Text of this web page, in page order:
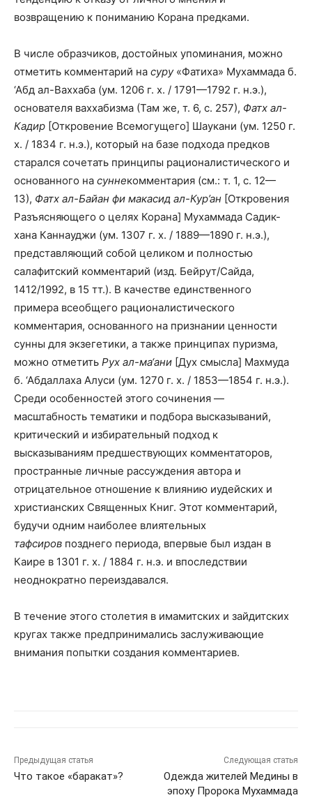
возвращению к пониманию Корана предками.
В числе образчиков, достойных упоминания, можно
отметить комментарий на суру«Фатиха» Мухаммада б.
‘Абд ал-Ваххаба (ум. 1206 г. х. / 1791—1792 г. н.э.),
основателя ваххабизма (Там же, т. 6, с. 257), Фатх ал-
Кадир [Откровение Всемогущего] Шаукани (ум. 1250 г.
х. / 1834 г. н.э.), который на базе подхода предков
старался сочетать принципы рационалистического и
основанного на суннекомментария (см.: т. 1, с. 12—
13), Фатх ал-Байан фи макасид ал-Кур’ан [Откровения
Разъясняющего о целях Корана] Мухаммада Садик-
хана Каннауджи (ум. 1307 г. х. / 1889—1890 г. н.э.),
представляющий собой целиком и полностью
салафитский комментарий (изд. Бейрут/Сайда,
1412/1992, в 15 тт.). В качестве единственного
примера всеобщего рационалистического
комментария, основанного на признании ценности
сунны для экзегетики, а также принципах пуризма,
можно отметить Рух ал-ма‘ани [Дух смысла] Махмуда
б. ‘Абдаллаха Алуси (ум. 1270 г. х. / 1853—1854 г. н.э.).
Среди особенностей этого сочинения —
масштабность тематики и подбора высказываний,
критический и избирательный подход к
высказываниям предшествующих комментаторов,
пространные личные рассуждения автора и
отрицательное отношение к влиянию иудейских и
христианских Священных Книг. Этот комментарий,
будучи одним наиболее влиятельных
тафсиров позднего периода, впервые был издан в
Каире в 1301 г. х. / 1884 г. н.э. и впоследствии
неоднократно переиздавался.
В течение этого столетия в имамитских и зайдитских
кругах также предпринимались заслуживающие
внимания попытки создания комментариев.
Предыдущая статья
Что такое «баракат»?
Следующая статья
Одежда жителей Медины в
эпоху Пророка Мухаммада